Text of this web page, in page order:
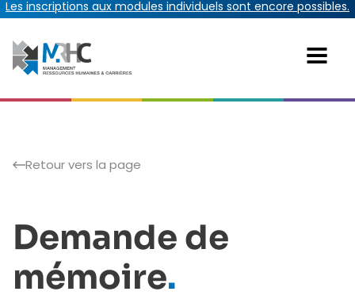
Les inscriptions aux modules individuels sont encore possibles.
Retour vers la page
Demande de
mémoire.